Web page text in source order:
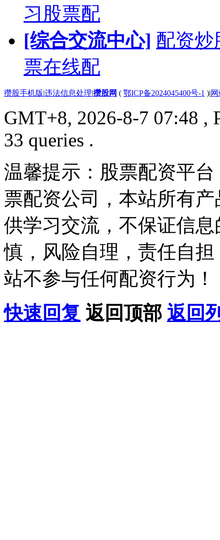
习股票配
[综合交流中心] 配资炒
票在线配
攒股手机版|违法信息处理|攒股网 ( 鄂ICP备2024045400号-1 )|
GMT+8, 2026-8-7 07:48 ,
33 queries .
温馨提示：股票配资平
票配资公司，本站所有
供学习交流，不保证信
慎，风险自理，责任自
站不参与任何配资行为！
快速回复 返回顶部 返回